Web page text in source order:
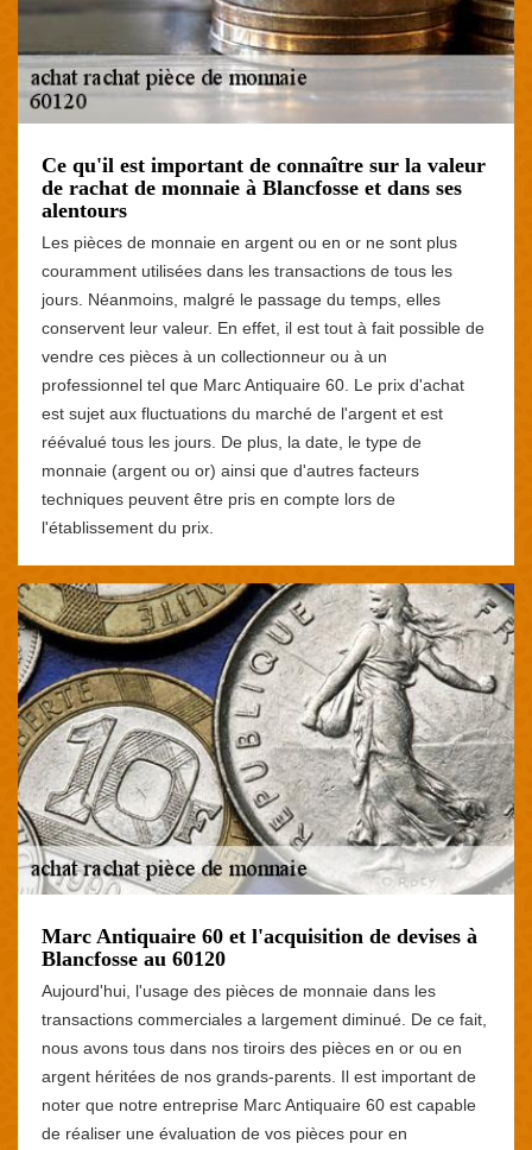
Ce qu'il est important de connaître sur la valeur
de rachat de monnaie à Blancfosse et dans ses
alentours
Les pièces de monnaie en argent ou en or ne sont plus
couramment utilisées dans les transactions de tous les
jours. Néanmoins, malgré le passage du temps, elles
conservent leur valeur. En effet, il est tout à fait possible de
vendre ces pièces à un collectionneur ou à un
professionnel tel que Marc Antiquaire 60. Le prix d'achat
est sujet aux fluctuations du marché de l'argent et est
réévalué tous les jours. De plus, la date, le type de
monnaie (argent ou or) ainsi que d'autres facteurs
techniques peuvent être pris en compte lors de
l'établissement du prix.
Marc Antiquaire 60 et l'acquisition de devises à
Blancfosse au 60120
Aujourd'hui, l'usage des pièces de monnaie dans les
transactions commerciales a largement diminué. De ce fait,
nous avons tous dans nos tiroirs des pièces en or ou en
argent héritées de nos grands-parents. Il est important de
noter que notre entreprise Marc Antiquaire 60 est capable
de réaliser une évaluation de vos pièces pour en